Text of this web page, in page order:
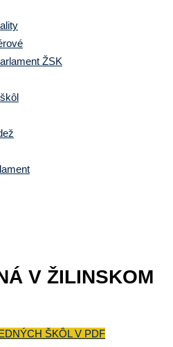
ŽSK
V ŽILINSKOM
ŠKÔL V PDF